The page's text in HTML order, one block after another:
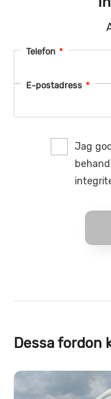
Telefon *
E-postadress *
Jag
Dessa fordon